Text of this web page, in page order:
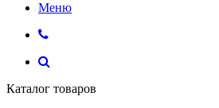
Меню
Каталог товаров